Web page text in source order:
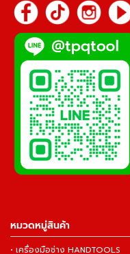
หมวดหมู่สินค้า
• เครื่องมือช่าง HANDTOOLS